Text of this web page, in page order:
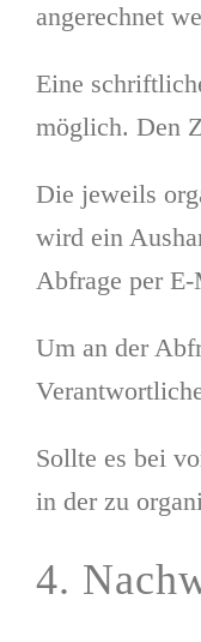
angerechnet
Eine
möglich. Den
Die jeweils
wird ein
Abfrage per
Um an der
Sollte es bei
in der zu
4.